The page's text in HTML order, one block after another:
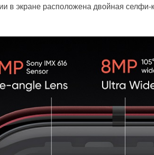
в экране расположена двойная